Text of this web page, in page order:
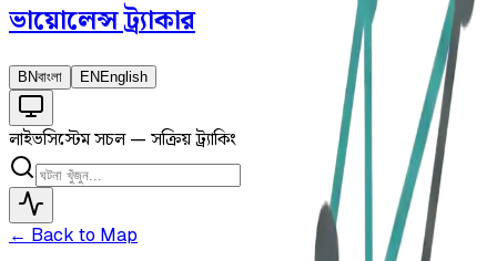
ভায়োলেন্সট্র্যাকার
BNবাংলা EN English
লাইভসিস্টেম সচল — সক্রিয় ট্র্যাকিং
← Back to Map